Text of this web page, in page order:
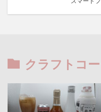
クラフトコ